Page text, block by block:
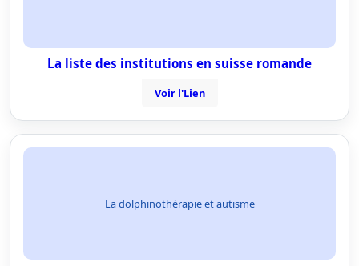
La liste des institutions en suisse romande
Voir l'Lien
La dolphinothérapie et autisme